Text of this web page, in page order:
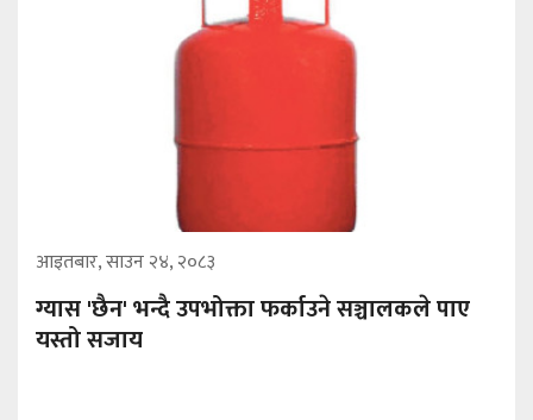
आइतबार, साउन २४, २०८३
ग्यास 'छैन' भन्दै उपभोक्ता फर्काउने सञ्चालकले पाए
यस्तो सजाय